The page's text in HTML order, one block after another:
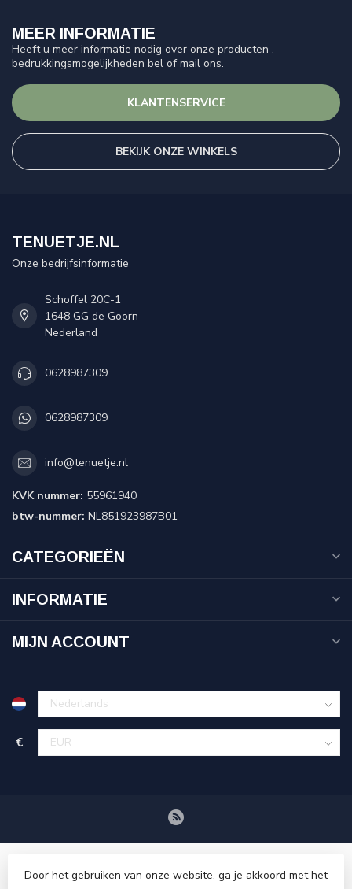
MEER INFORMATIE
Heeft u meer informatie nodig over onze producten ,
bedrukkingsmogelijkheden bel of mail ons.
KLANTENSERVICE
BEKIJK ONZE WINKELS
TENUETJE.NL
Onze bedrijfsinformatie
Schoffel 20C-1
1648 GG de Goorn
Nederland
0628987309
0628987309
info@tenuetje.nl
KVK nummer: 55961940
btw-nummer: NL851923987B01
CATEGORIEËN
INFORMATIE
MIJN ACCOUNT
€
Door het gebruiken van onze website, ga je akkoord met het